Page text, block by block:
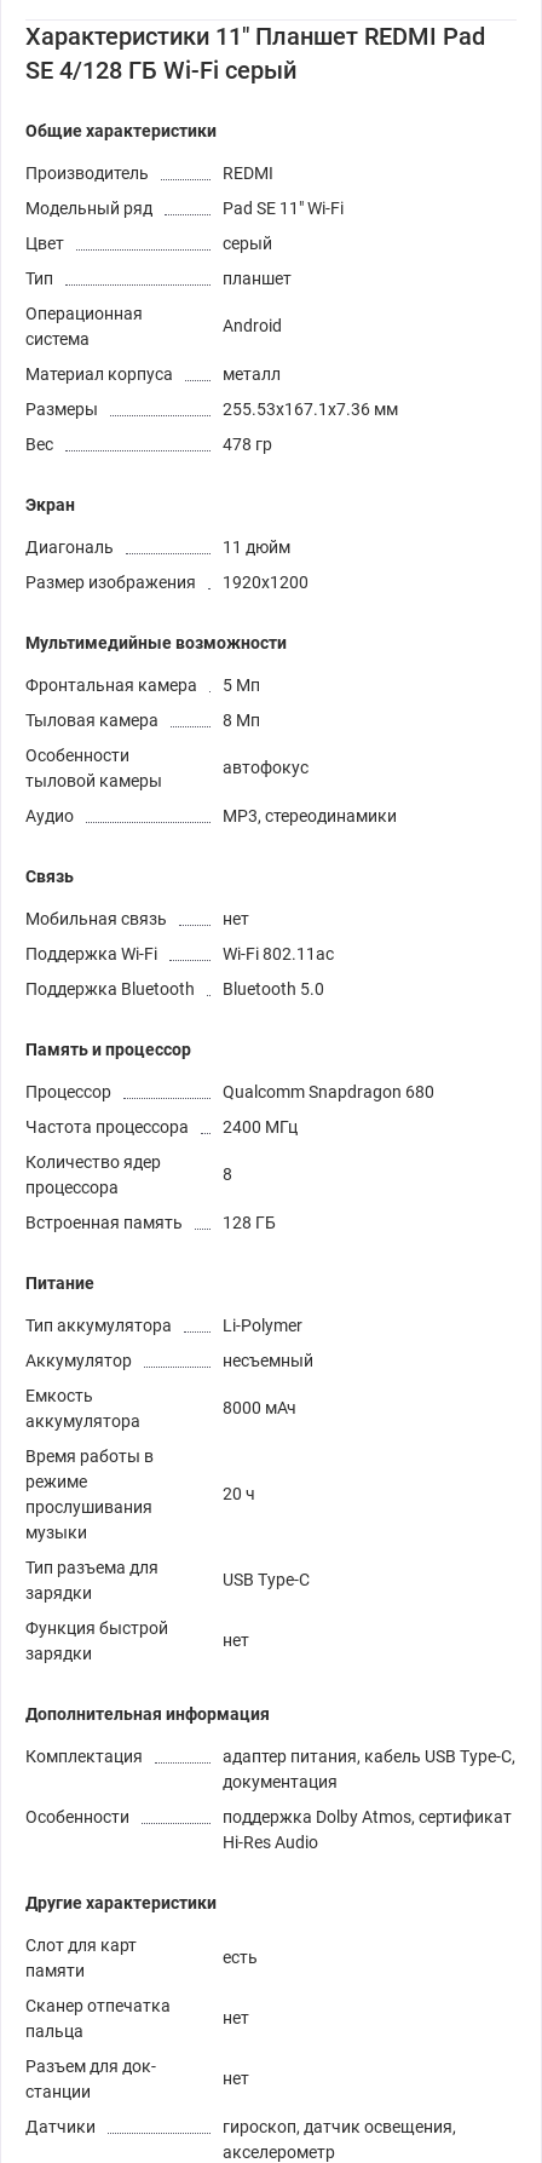
Характеристики 11" Планшет REDMI Pad
SE 4/128 ГБ Wi-Fi серый
Общие характеристики
Производитель
REDMI
Модельный ряд
Pad SE 11" Wi-Fi
Цвет
серый
Тип
планшет
Операционная
система
Android
Материал корпуса
металл
Размеры
255.53x167.1x7.36 мм
Вес
478 гр
Экран
Диагональ
11 дюйм
Размер изображения
1920x1200
Мультимедийные возможности
Фронтальная камера
5 Мп
Тыловая камера
8 Мп
Особенности
тыловой камеры
автофокус
Аудио MP3, стереодинамики
Связь
Мобильная связь
нет
Поддержка Wi-Fi
Wi-Fi 802.11ac
Поддержка Bluetooth
Bluetooth 5.0
Память и процессор
Процессор
Qualcomm Snapdragon 680
Частота процессора
2400 МГц
Количество ядер
процессора
8
Встроенная память 128 ГБ
Питание
Тип аккумулятора
Li-Polymer
Аккумулятор
несъемный
Емкость
аккумулятора
8000 мАч
Время работы в
режиме
прослушивания
музыки
20 ч
Тип разъема для
зарядки
USB Type-C
Функция быстрой
зарядки
нет
Дополнительная информация
Комплектация
адаптер питания, кабель USB Type-C,
документация
Особенности
поддержка Dolby Atmos, сертификат
Hi-Res Audio
Другие характеристики
Слот для карт
памяти
есть
Сканер отпечатка
пальца
нет
Разъем для док-
станции
нет
Датчики
гироскоп, датчик освещения,
акселерометр